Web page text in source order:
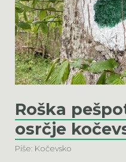
Roška
osrčje
Piše: Kočevsko